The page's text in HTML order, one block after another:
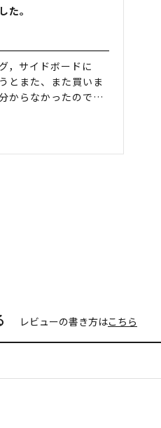
た。
，サイドボードに
とまた、また買いま
からなかったので…
レビューの書き方はこちら